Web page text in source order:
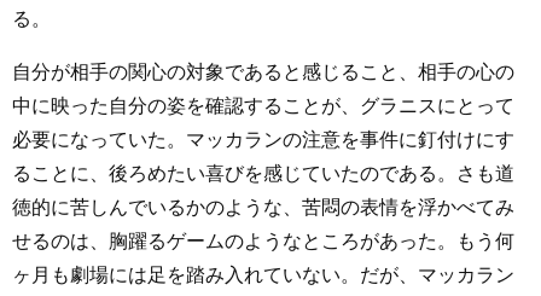
る。
自分が相手の関心の対象であると感じること、相手の心の
中に映った自分の姿を確認することが、グラニスにとって
必要になっていた。マッカランの注意を事件に釘付けにす
ることに、後ろめたい喜びを感じていたのである。さも道
徳的に苦しんでいるかのような、苦悶の表情を浮かべてみ
せるのは、胸躍るゲームのようなところがあった。もう何
ヶ月も劇場には足を踏み入れていない。だが、マッカラン